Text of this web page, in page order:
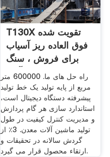
T130X تقویت شده
فوق العاده ریز آسیاب
برای فروش ، سنگ
آهک ...
راه حل های ما. 600000 متر
مربع از پایه تولید یک خط تولید
پیشرفته دستگاه دیجیتال است،
استاندارد سازی هر گام پردازش
و مدیریت کنترل کیفیت در طول
تولید ماشین آلات معدن. 3٪ از
گردش سالانه در تحقیقات و
ارتقاء محصول قرار می گیرد.